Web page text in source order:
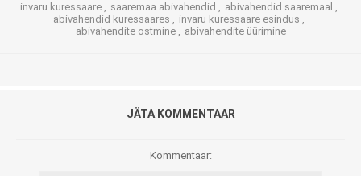
invaru kuressaare , saaremaa abivahendid , abivahendid saaremaal ,
abivahendid kuressaares , invaru kuressaare esindus ,
abivahendite ostmine , abivahendite üürimine
JÄTA KOMMENTAAR
Kommentaar: